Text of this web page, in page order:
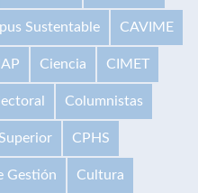
Sustentable CAVIME
Ciencia CIMET
Columnistas
CPHS
Gestión Cultura